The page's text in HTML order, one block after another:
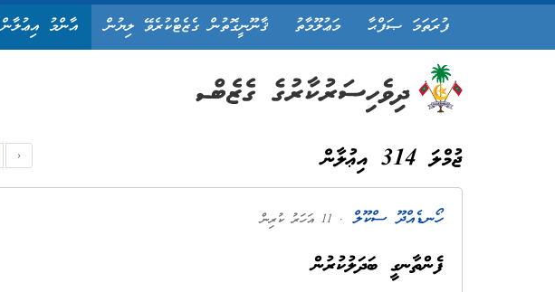
ފުރަތަމަ ޞަފްޙާ މަޢުލޫމާތު ޤާނޫނީގޮތުން ގެޒެޓްކުރެވޭ ލިޔުން އާންމު އިޢުލާން
ޖުމްލަ 314 އިޢުލާން ›
ހޯނޑެއްދޫ ސްކޫލް . 11 އަހަރު ކުރިން
ފެންތާނގީ ބަދަލުކުރުން